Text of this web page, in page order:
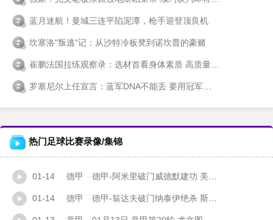
蓝月迷航！曼城三连平陷泥潭，枪手迎登顶良机
坎塞洛"叛逃"记：从沙特冷板凳到诺坎普的豪赌
崔鹏法国拉练观察录：选材首看身体素质 高质量比赛才是成长关键
罗塞尼尔上任宣言：蓝军DNA不能丢 要用冠军点燃斯坦福桥
热门足球比赛录像/集锦
01-14 德甲 德甲-阿米里破门威德默建功 美因茨2-1海登海姆
01-14 德甲 德甲-翁达夫破门纳泰伊绝杀 斯图加特3-2法兰克福